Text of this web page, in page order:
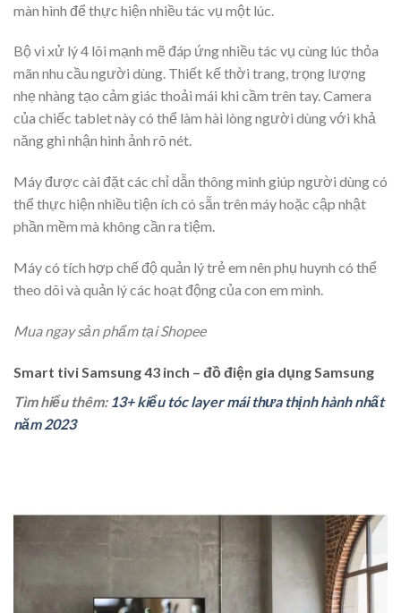
màn hình để thực hiện nhiều tác vụ một lúc.
Bộ vi xử lý 4 lõi mạnh mẽ đáp ứng nhiều tác vụ cùng lúc thỏa
mãn nhu cầu người dùng. Thiết kế thời trang, trọng lượng
nhẹ nhàng tạo cảm giác thoải mái khi cầm trên tay. Camera
của chiếc tablet này có thể làm hài lòng người dùng với khả
năng ghi nhận hình ảnh rõ nét.
Máy được cài đặt các chỉ dẫn thông minh giúp người dùng có
thể thực hiện nhiều tiện ích có sẵn trên máy hoặc cập nhật
phần mềm mà không cần ra tiệm.
Máy có tích hợp chế độ quản lý trẻ em nên phụ huynh có thể
theo dõi và quản lý các hoạt động của con em mình.
Mua ngay sản phẩm tại Shopee
Smart tivi Samsung 43 inch – đồ điện gia dụng Samsung
Tìm hiểu thêm: 13+ kiểu tóc layer mái thưa thịnh hành nhất
năm 2023